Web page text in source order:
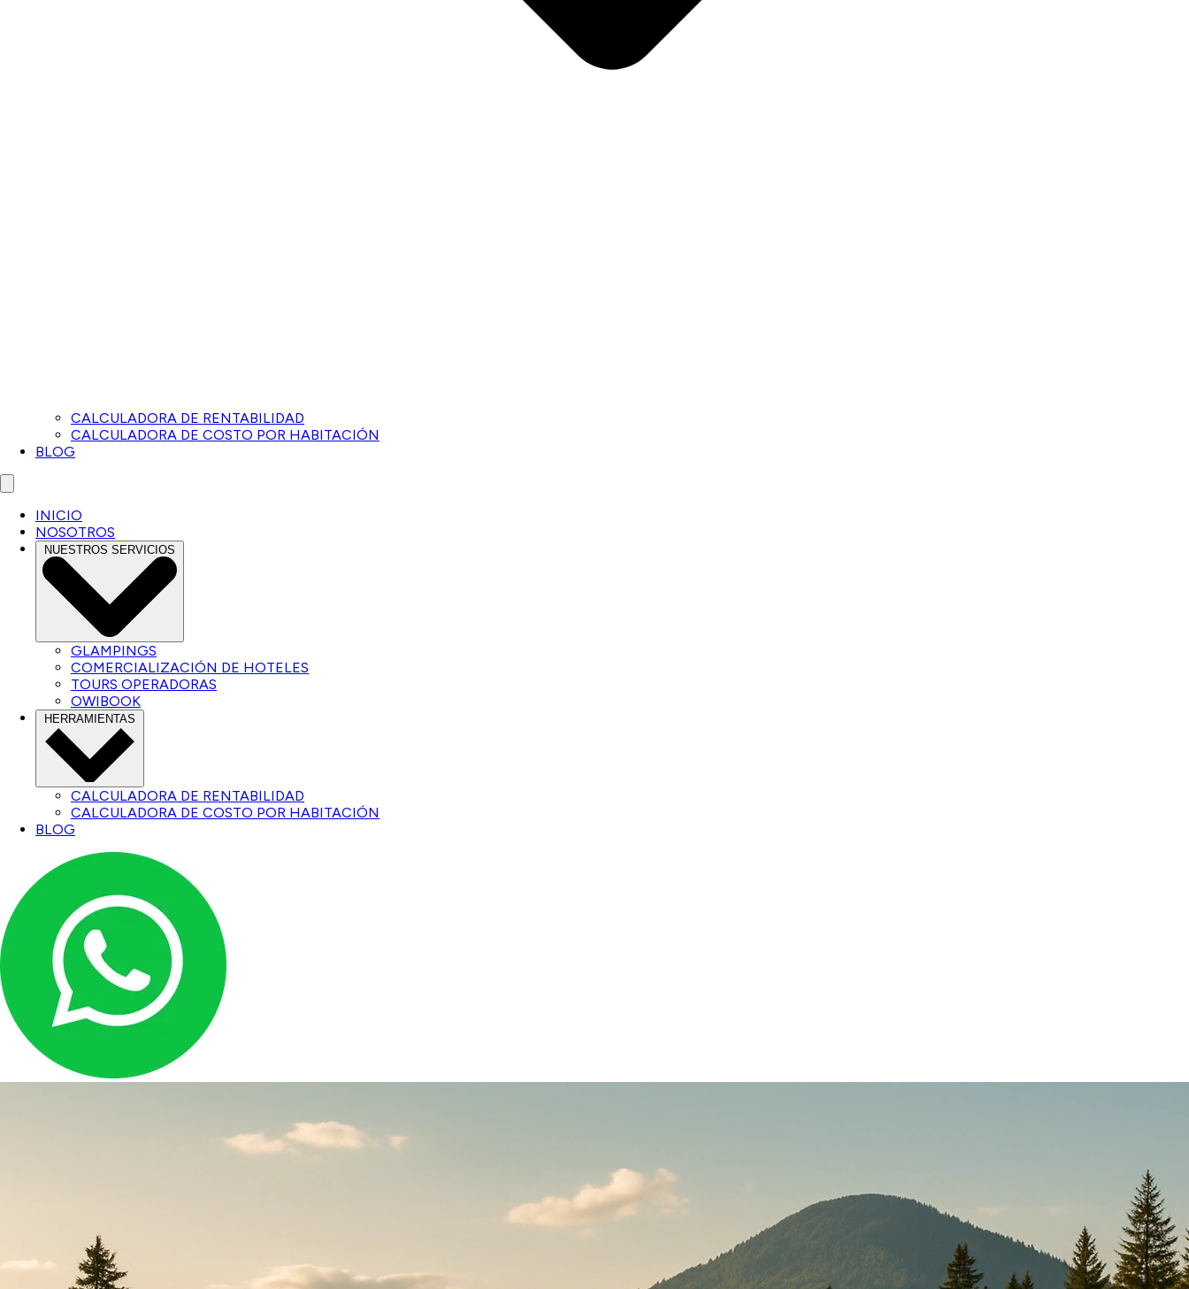
CALCULADORA DE RENTABILIDAD
CALCULADORA DE COSTO POR HABITACIÓN
BLOG
Close menu
INICIO
NOSOTROS
NUESTROS SERVICIOS
GLAMPINGS
COMERCIALIZACIÓN DE HOTELES
TOURS OPERADORAS
OWIBOOK
HERRAMIENTAS
CALCULADORA DE RENTABILIDAD
CALCULADORA DE COSTO POR HABITACIÓN
BLOG